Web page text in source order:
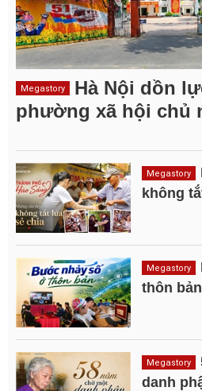
Megastory
Hà Nội dồn
phường xã hội chủ
Megastory
không
Megastory
thôn bản
Megastory
danh